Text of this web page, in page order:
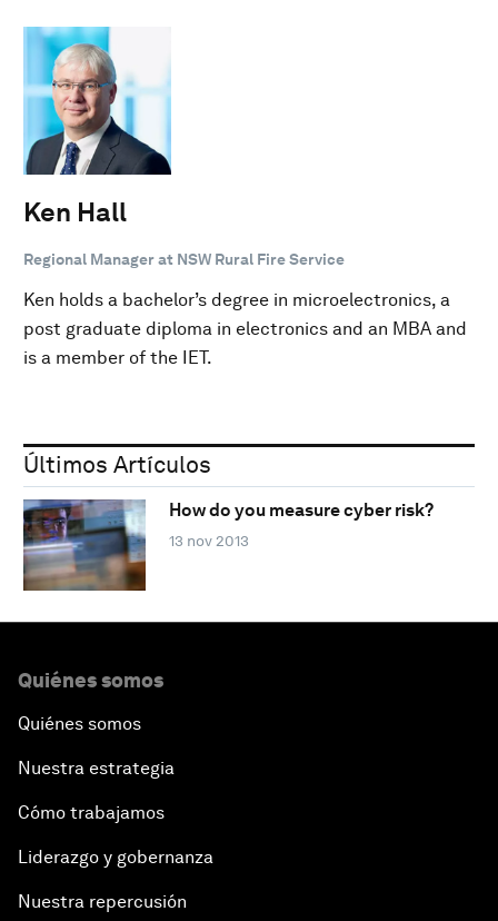
Ken Hall
Regional Manager at NSW Rural Fire Service
Ken holds a bachelor’s degree in microelectronics, a
post graduate diploma in electronics and an MBA and
is a member of the IET.
Últimos Artículos
How do you measure cyber risk?
13 nov 2013
Quiénes somos
Quiénes somos
Nuestra estrategia
Cómo trabajamos
Liderazgo y gobernanza
Nuestra repercusión